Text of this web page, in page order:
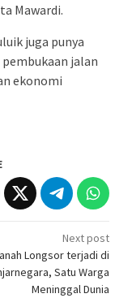
Mawardi.
juga punya
jalan
ekonomi
Next post
Longsor terjadi di
Satu Warga
Meninggal Dunia